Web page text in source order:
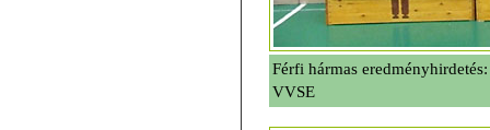
Férfi hármas
VVSE